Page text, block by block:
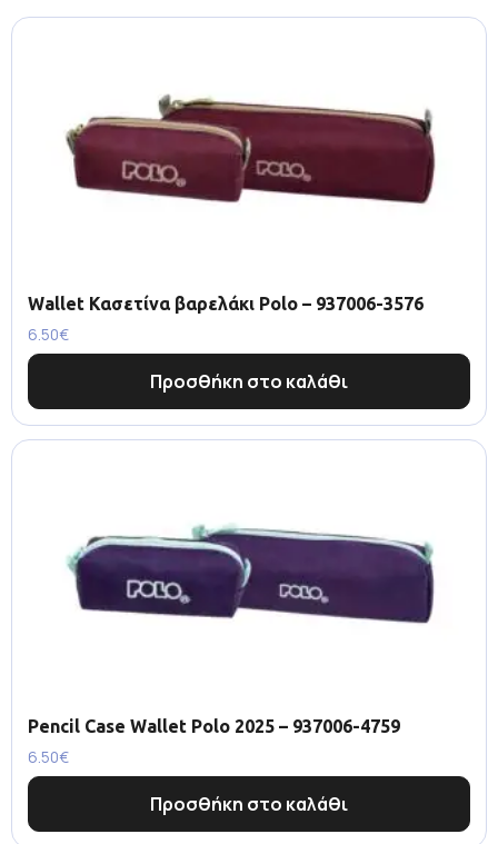
Wallet Κασετίνα βαρελάκι Polo – 937006-3576
6.50€
Προσθήκη στο καλάθι
Pencil Case Wallet Polo 2025 – 937006-4759
6.50€
Προσθήκη στο καλάθι